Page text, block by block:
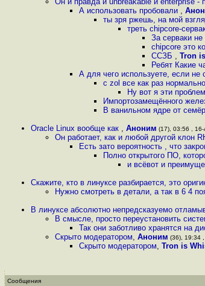
А использовать пробовали ,
ты зря ржешь, на мой
треть chipcore-
За серваки
chipcore это
ССЗБ , Tron
Ребят Какие
А для чего используете, если
с zol все как раз
Ну вот я эти
Импортозамещённого
В ванильном ядре от
Oracle Linux вообще как , Аноним (17), 03:56 ,
Он работает, как и любой другой клон
Есть зато вероятность , что
Полно открытого ПО,
и всёвот и
Скажите, кто в линуксе разбирается, это
Нужно смотреть в детали, а так в 6 4
В линуксе абсолютно непредсказуемо
В смысле, просто переустановить
Так они заботливо хранятся на
Скрыто модератором, Аноним (36), 19:34
Скрыто модератором, Tron is
Сообщения